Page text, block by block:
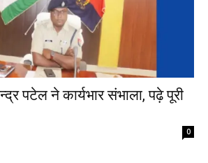
पटेल ने कार्यभार संभाला, पढ़े पूरी
0